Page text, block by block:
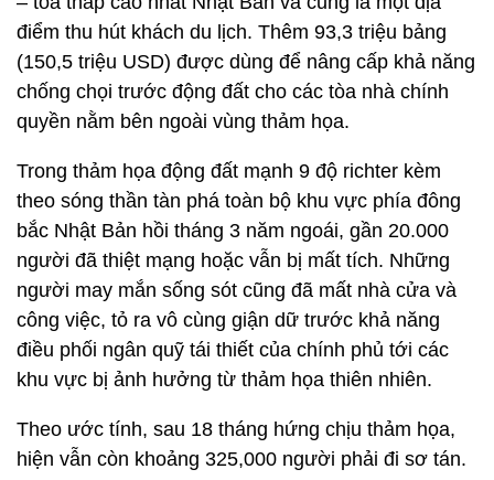
điểm thu hút khách du lịch. Thêm 93,3 triệu bảng
(150,5 triệu USD) được dùng để nâng cấp khả năng
chống chọi trước động đất cho các tòa nhà chính
quyền nằm bên ngoài vùng thảm họa.
Trong thảm họa động đất mạnh 9 độ richter kèm
theo sóng thần tàn phá toàn bộ khu vực phía đông
bắc Nhật Bản hồi tháng 3 năm ngoái, gần 20.000
người đã thiệt mạng hoặc vẫn bị mất tích. Những
người may mắn sống sót cũng đã mất nhà cửa và
công việc, tỏ ra vô cùng giận dữ trước khả năng
điều phối ngân quỹ tái thiết của chính phủ tới các
khu vực bị ảnh hưởng từ thảm họa thiên nhiên.
Theo ước tính, sau 18 tháng hứng chịu thảm họa,
hiện vẫn còn khoảng 325,000 người phải đi sơ tán.